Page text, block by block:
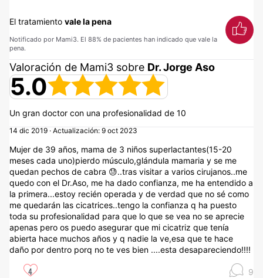
El tratamiento vale la pena
Notificado por Mami3. El 88% de pacientes han indicado que vale la
pena.
Valoración de Mami3 sobre Dr. Jorge Aso
5.0
Un gran doctor con una profesionalidad de 10
14 dic 2019 · Actualización: 9 oct 2023
Mujer de 39 años, mama de 3 niños superlactantes(15-20
meses cada uno)pierdo músculo,glándula mamaria y se me
quedan pechos de cabra 😓..tras visitar a varios cirujanos..me
quedo con el Dr.Aso, me ha dado confianza, me ha entendido a
la primera...estoy recién operada y de verdad que no sé como
me quedarán las cicatrices..tengo la confianza q ha puesto
toda su profesionalidad para que lo que se vea no se aprecie
apenas pero os puedo asegurar que mi cicatriz que tenía
abierta hace muchos años y q nadie la ve,esa que te hace
daño por dentro porq no te ves bien ....esta desapareciendo!!!!
4 9